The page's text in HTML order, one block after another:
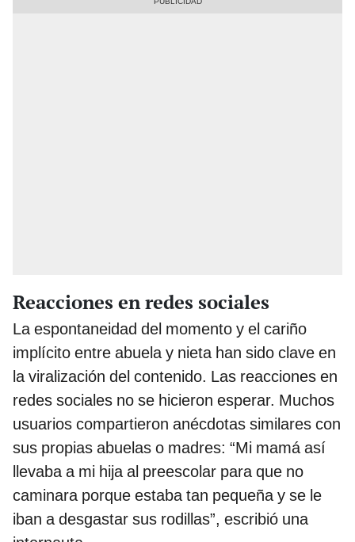
Reacciones en redes sociales
La espontaneidad del momento y el cariño
implícito entre abuela y nieta han sido clave en
la viralización del contenido. Las reacciones en
redes sociales no se hicieron esperar. Muchos
usuarios compartieron anécdotas similares con
sus propias abuelas o madres: “Mi mamá así
llevaba a mi hija al preescolar para que no
caminara porque estaba tan pequeña y se le
iban a desgastar sus rodillas”, escribió una